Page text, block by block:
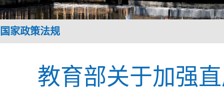
国家政策法规
教育部关于加强